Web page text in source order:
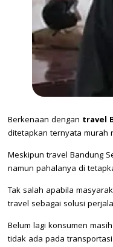
Berkenaan dengan travel
ditetapkan ternyata murah
Meskipun travel Bandung
namun pahalanya di
Tak salah apabila
travel sebagai solusi
Belum lagi konsumen
tidak ada pada